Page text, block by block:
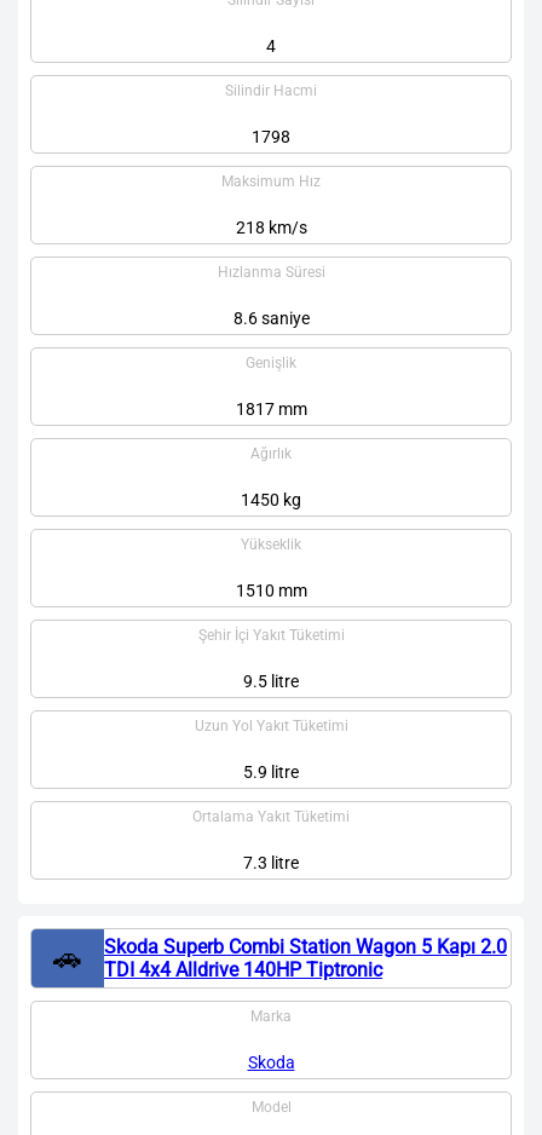
4
Silindir Hacmi
1798
Maksimum Hız
218 km/s
Hızlanma Süresi
8.6 saniye
Genişlik
1817 mm
Ağırlık
1450 kg
Yükseklik
1510 mm
Şehir İçi Yakıt Tüketimi
9.5 litre
Uzun Yol Yakıt Tüketimi
5.9 litre
Ortalama Yakıt Tüketimi
7.3 litre
🚗
Skoda Superb Combi Station Wagon 5 Kapı 2.0
TDI 4x4 Alldrive 140HP Tiptronic
Marka
Skoda
Model